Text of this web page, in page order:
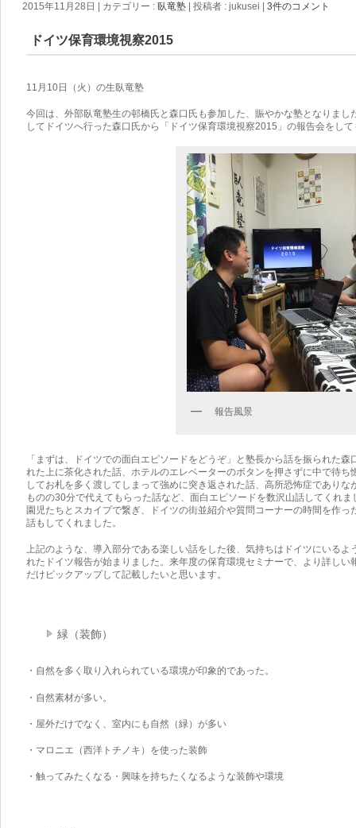
2015年11月28日 カテゴリー : 臥竜塾 |投稿者 : jukusei |3件のコメント
ドイツ保育環境視察2015
11月10日（火）の生臥竜塾
今回は、外部臥竜塾生の邨橋氏と森口氏も参加した、賑やかな塾となりまし
してドイツへ行った森口氏から「ドイツ保育環境視察2015」の報告会をし
報告風景
「まずは、ドイツでの面白エピソードをどうぞ」と塾長から話を振られた
れた上に茶化された話、ホテルのエレベーターのボタンを押さずに中で待ち
してお札を多く渡してしまって強めに突き返された話、高所恐怖症であり
ものの30分で代えてもらった話など、面白エピソードを数沢山話してくれ
園児たちとスカイプで繋ぎ、ドイツの街並紹介や質問コーナーの時間を作
話もしてくれました。
上記のような、導入部分である楽しい話をした後、気持ちはドイツにいる
れたドイツ報告が始まりました。来年度の保育環境セミナーで、より詳しい
だけピックアップして記載したいと思います。
緑（装飾）
・自然を多く取り入れられている環境が印象的であった。
・自然素材が多い。
・屋外だけでなく、室内にも自然（緑）が多い
・マロニエ（西洋トチノキ）を使った装飾
・触ってみたくなる・興味を持ちたくなるような装飾や環境